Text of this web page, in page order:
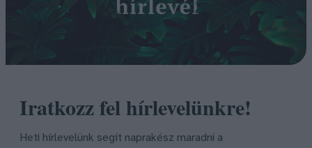
Iratkozz fel hírlevelünkre!
Heti hírlevelünk segít naprakész maradni a